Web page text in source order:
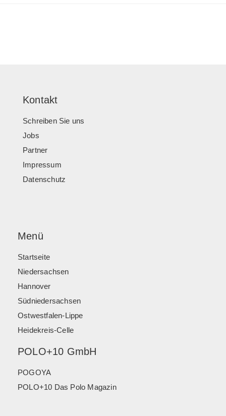
Kontakt
Schreiben Sie uns
Jobs
Partner
Impressum
Datenschutz
Menü
Startseite
Niedersachsen
Hannover
Südniedersachsen
Ostwestfalen-Lippe
Heidekreis-Celle
POLO+10 GmbH
POGOYA
POLO+10 Das Polo Magazin